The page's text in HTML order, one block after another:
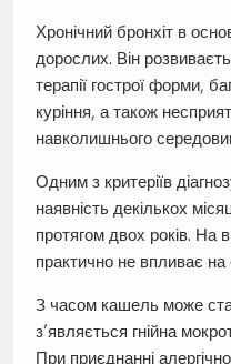
Хронічний бронхіт в
дорослих. Він
терапії гострої форми,
куріння, а також
навколишнього
Одним з критеріїв
наявність декількох
протягом двох років. На
практично не впливає на
З часом кашель може
з’являється гнійна
При приєднанні